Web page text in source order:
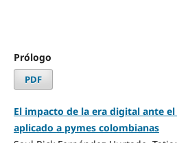
Prólogo
PDF
El impacto de la era digital ante
aplicado a pymes colombianas